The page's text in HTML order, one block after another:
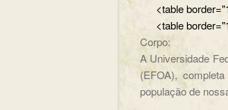
<table
<table
Corpo:
A Universidade
(EFOA),
população de